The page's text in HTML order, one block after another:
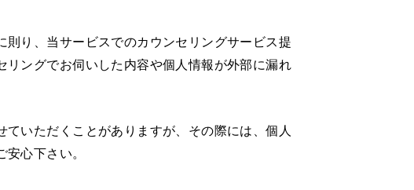
り、当サービスでのカウンセリングサービス提
ングでお伺いした内容や個人情報が外部に漏れ
いただくことがありますが、その際には、個人
心下さい。